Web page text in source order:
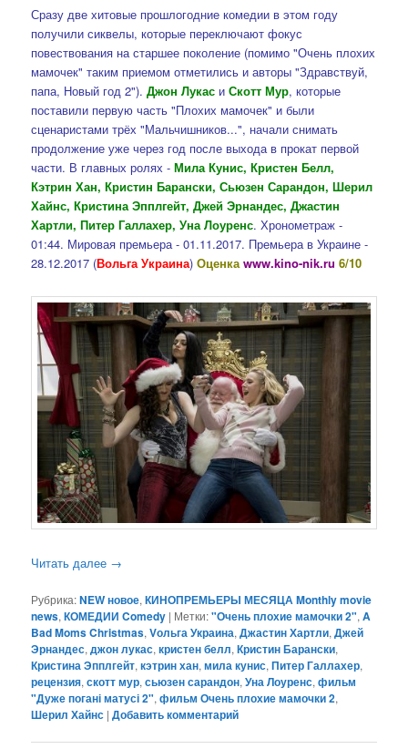
Сразу две хитовые прошлогодние комедии в этом году
получили сиквелы, которые переключают фокус
повествования на старшее поколение (помимо "Очень плохих
мамочек" таким приемом отметились и авторы "Здравствуй,
папа, Новый год 2").Джон Лукас иСкотт Мур, которые
поставили первую часть "Плохих мамочек" и были
сценаристами трёх "Мальчишников...", начали снимать
продолжение уже через год после выхода в прокат первой
части. В главных ролях - Мила Кунис, Кристен Белл,
Кэтрин Хан, Кристин Барански, Сьюзен Сарандон, Шерил
Хайнс, Кристина Эпплгейт, Джей Эрнандес, Джастин
Хартли, Питер Галлахер, Уна Лоуренс. Хронометраж -
01:44. Мировая премьера - 01.11.2017. Премьера в Украине -
28.12.2017 (Вольга Украина)Оценкаwww.kino-nik.ru 6/10
Читать далее →
Рубрика:NEW новое,КИНОПРЕМЬЕРЫ МЕСЯЦА Monthly movie
news,КОМЕДИИ Comedy | Метки:"Очень плохие мамочки 2",A
Bad Moms Christmas,Vольга Украина,Джастин Хартли,Джей
Эрнандес,джон лукас,кристен белл,Кристин Барански,
Кристина Эпплгейт,кэтрин хан,мила кунис,Питер Галлахер,
рецензия,скотт мур,сьюзен сарандон,Уна Лоуренс,фильм
"Дуже погані матусі 2",фильм Очень плохие мамочки 2,
Шерил Хайнс |Добавить комментарий